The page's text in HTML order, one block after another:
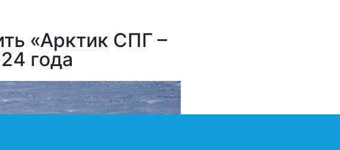
«Арктик СПГ –
года